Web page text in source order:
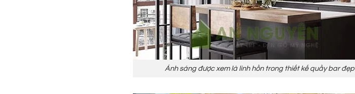
Ánh sáng được xem là linh hồn trong thiết kế quầy bar đẹp